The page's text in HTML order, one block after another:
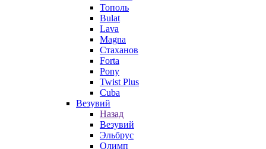
Тополь
Bulat
Lava
Magna
Стаханов
Forta
Pony
Twist Plus
Cuba
Везувий
Назад
Везувий
Эльбрус
Олимп